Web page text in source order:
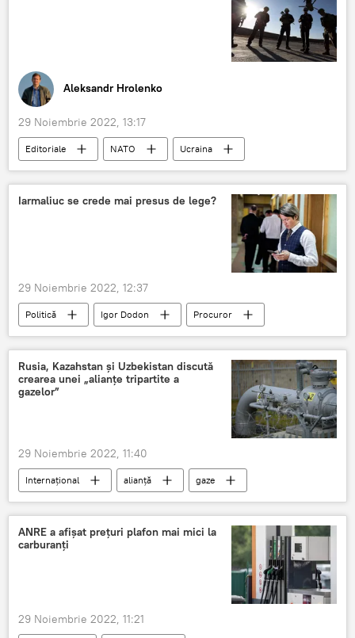
Aleksandr Hrolenko
29 Noiembrie 2022, 13:17
Editoriale NATO
Ucraina
pierdere
Iarmaliuc se crede mai presus de lege?
29 Noiembrie 2022, 12:37
Politică Igor Dodon
Procuror
Proceduri
ilegal
Rusia, Kazahstan și Uzbekistan discută
crearea unei „alianțe tripartite a
gazelor”
29 Noiembrie 2022, 11:40
Internațional alianță
gaze
Rusia
Kazahstan Uzbekistan
ANRE a afișat prețuri plafon mai mici la
carburanți
29 Noiembrie 2022, 11:21